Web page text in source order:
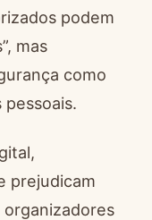
podem
mas
como
prejudicam